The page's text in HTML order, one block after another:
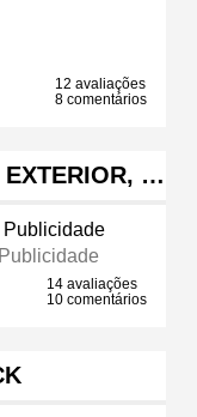
12 avaliações
8 comentários
EXTERIOR, …
14 avaliações
10 comentários